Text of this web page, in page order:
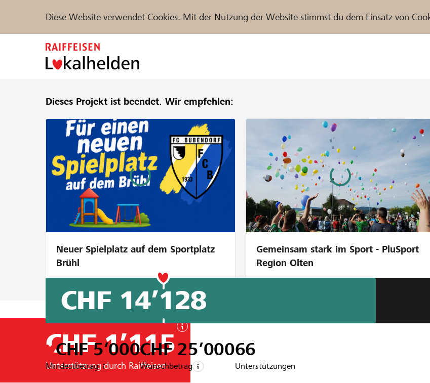
Diese Website verwendet Cookies. Mit der Nutzung der Website stimmst du dem Einsatz von
Unterstützen Hilfe & Support Partner / Raiffeisenbank
Projekte und Organisationen finden
FR IT
Dieses Projekt ist beendet. Wir empfehlen:
Neuer Spielplatz auf dem Sportplatz
Brühl
Gemeinsam stark im Sport - PluSport
Region Olten
CHF 1’115
Unterstützung durch Raiffeisen
CHF 14’128
CHF 5’000
Mindestbetrag
CHF 25’000
Wunschbetrag
66
Unterstützungen